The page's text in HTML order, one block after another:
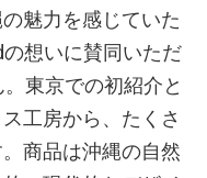
魅力を感じていた
想いに賛同いただ
東京での初紹介と
工房から、たくさ
商品は沖縄の自然